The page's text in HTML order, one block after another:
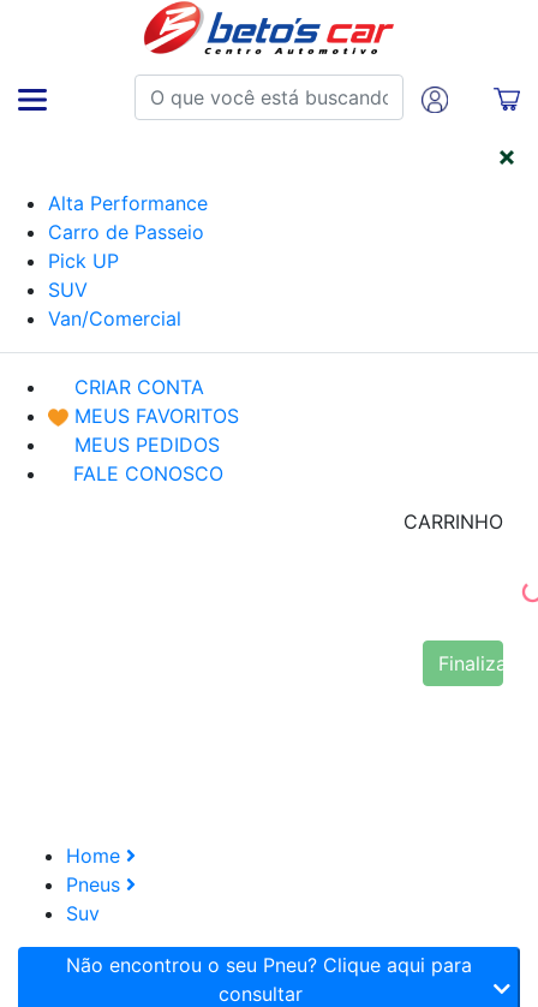
Alta Performance
Carro de Passeio
Pick UP
SUV
Van/Comercial
CRIAR CONTA
MEUS FAVORITOS
MEUS PEDIDOS
FALE CONOSCO
CARRINHO
Finalizar
Home
Pneus
Suv
Não encontrou o seu Pneu? Clique aqui para
consultar